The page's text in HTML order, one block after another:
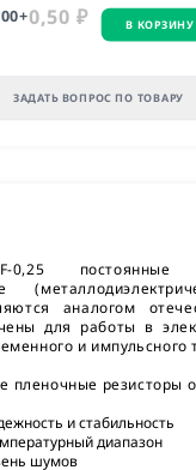
+0,50 ₽ В КОРЗИНУ
ЗАДАТЬ ВОПРОС ПО ТОВАРУ
0,25 постоянные
аналогом
для работы в
и импульсного
пленочные резисторы
и стабильность
диапазон
шумов